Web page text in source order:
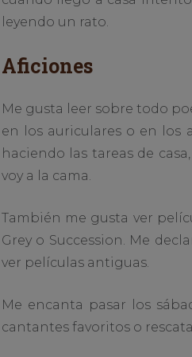
leyendo un rato.
Aficiones
Me gusta leer sobre todo
en los auriculares o en los
haciendo las tareas de
voy a la cama.
También me gusta ver
Grey o Succession. Me
ver películas antiguas.
Me encanta pasar los
cantantes favoritos o